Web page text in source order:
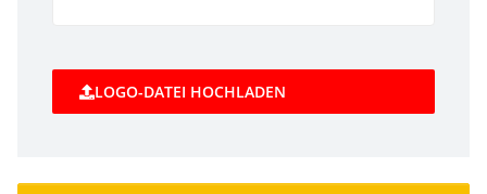
LOGO-DATEI HOCHLADEN